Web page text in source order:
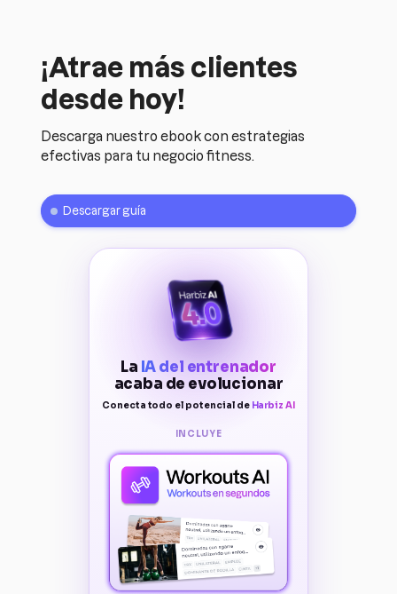
¡Atrae más clientes
desde hoy!
Descarga nuestro ebook con estrategias
efectivas para tu negocio fitness.
Descargar guía
La IA del entrenador
acaba de evolucionar
Conecta todo el potencial de Harbiz AI
INCLUYE